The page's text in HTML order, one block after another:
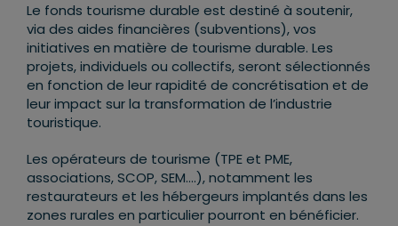
Le fonds tourisme durable est destiné à soutenir,
via des aides financières (subventions), vos
initiatives en matière de tourisme durable. Les
projets, individuels ou collectifs, seront sélectionnés
en fonction de leur rapidité de concrétisation et de
leur impact sur la transformation de l’industrie
touristique.
Les opérateurs de tourisme (TPE et PME,
associations, SCOP, SEM….), notamment les
restaurateurs et les hébergeurs implantés dans les
zones rurales en particulier pourront en bénéficier.